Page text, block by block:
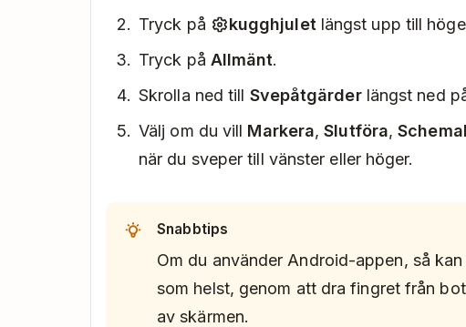
Tryck på
kugghjulet längst upp till
Tryck på Allmänt.
Skrolla ned till Svepåtgärderlängst ned
Välj om du vill Markera,Slutföra,
när du sveper till vänster eller höger.
Snabbtips
Om du använder Android-appen, så
som helst, genom att dra fingret från
av skärmen.